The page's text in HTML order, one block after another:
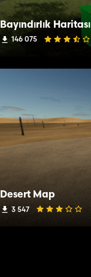
Bayındırlık Haritası
146 075
Desert Map
3 547